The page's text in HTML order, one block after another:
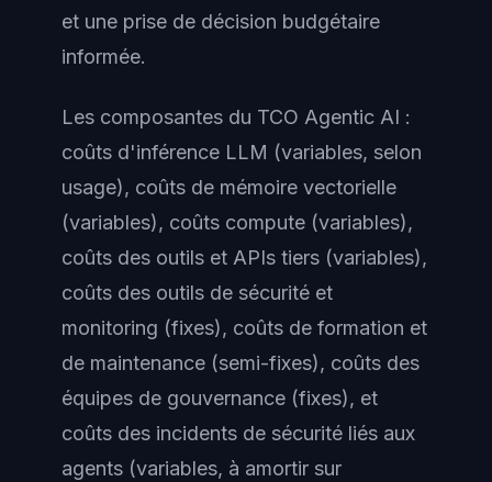
et une prise de décision budgétaire
informée.
Les composantes du TCO Agentic AI :
coûts d'inférence LLM (variables, selon
usage), coûts de mémoire vectorielle
(variables), coûts compute (variables),
coûts des outils et APIs tiers (variables),
coûts des outils de sécurité et
monitoring (fixes), coûts de formation et
de maintenance (semi-fixes), coûts des
équipes de gouvernance (fixes), et
coûts des incidents de sécurité liés aux
agents (variables, à amortir sur